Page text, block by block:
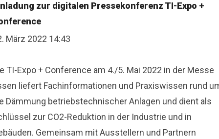
zur digitalen Pressekonferenz TI-Expo +
März 2022 14:43
TI-Expo + Conference am 4./5. Mai 2022 in der Messe
liefert Fachinformationen und Praxiswissen rund
Dämmung betriebstechnischer Anlagen und dient als
zur CO2-Reduktion in der Industrie und in
Gemeinsam mit Ausstellern und Partnern